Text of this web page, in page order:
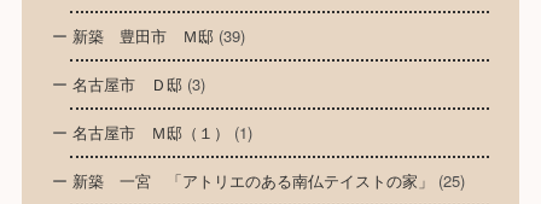
新築 豊田市 Ｍ邸(39)
名古屋市 Ｄ邸(3)
名古屋市 Ｍ邸（１） (1)
新築 一宮 「アトリエのある南仏テイストの家」 (25)